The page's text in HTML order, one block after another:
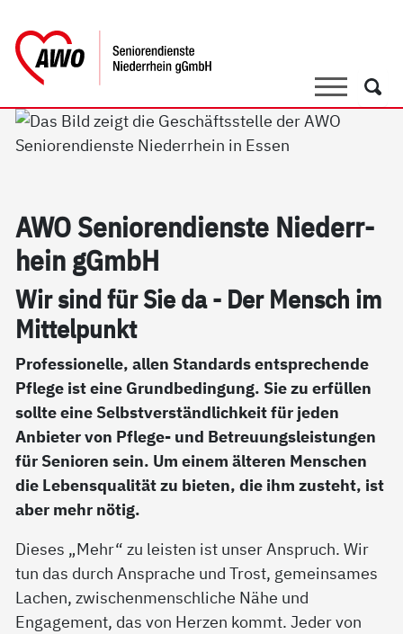
SucheSuche
AWO Se­nio­ren­di­ens­te Nie­der­r­
hein gGmbH
Wir sind für Sie da - Der Mensch im
Mit­tel­punkt
Professionelle, allen Standards entsprechende
Pflege ist eine Grundbedingung. Sie zu erfüllen
sollte eine Selbstverständlichkeit für jeden
Anbieter von Pflege- und Betreuungsleistungen
für Senioren sein. Um einem älteren Menschen
die Lebensqualität zu bieten, die ihm zusteht, ist
aber mehr nötig.
Dieses „Mehr“ zu leisten ist unser Anspruch. Wir
tun das durch Ansprache und Trost, gemeinsames
Lachen, zwischenmenschliche Nähe und
Engagement, das von Herzen kommt. Jeder von